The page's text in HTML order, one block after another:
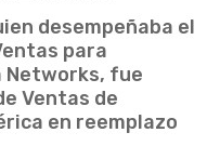
desempeñaba el
para
Networks, fue
Ventas de
en reemplazo